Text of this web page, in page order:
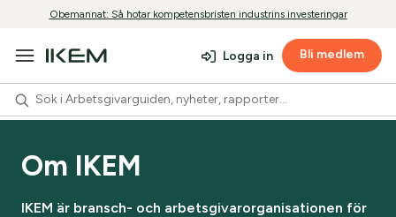
Obemannat: Så hotar kompetensbristen industrins investeringar
Logga in Bli medlem
Om IKEM
IKEM är bransch- och arbetsgivarorganisationen för